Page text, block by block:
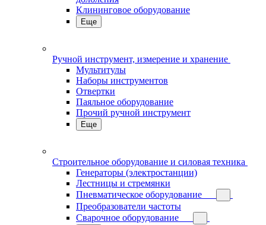
Клининговое оборудование
Еще
Ручной инструмент, измерение и хранение
Мультитулы
Наборы инструментов
Отвертки
Паяльное оборудование
Прочий ручной инструмент
Еще
Строительное оборудование и силовая техника
Генераторы (электростанции)
Лестницы и стремянки
Пневматическое оборудование
Преобразователи частоты
Сварочное оборудование